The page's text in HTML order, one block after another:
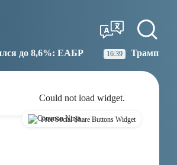
16:39 Трамп: США больше не
Could not load widget.
Free Social Share Buttons Widget